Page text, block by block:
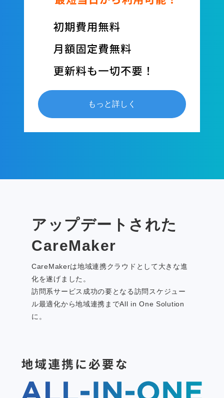
もっと詳しく
アップデートされた
CareMaker
CareMakerは地域連携クラウドとして大きな進
化を遂げました。
訪問系サービス成功の要となる訪問スケジュー
ル最適化から地域連携までAll in One Solution
に。